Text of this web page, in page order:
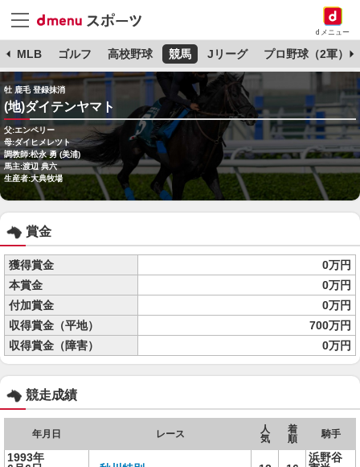
dメニュー
MLB ゴルフ 高校野球 競馬 Jリーグ プロ野球（2軍）
牡 鹿毛 登録抹消
(地)ダイテンヤマト
父:エンペリー
母:ダイヒメレツト
調教師:松永 勇 (美浦)
馬主:渡辺 典六
生産者:大典牧場
賞金
獲得賞金
0万円
本賞金
0万円
付加賞金
0万円
収得賞金（平地）
700万円
収得賞金（障害）
0万円
競走成績
年月日 レース
人
気
着
順
騎手
1993年
浜野谷